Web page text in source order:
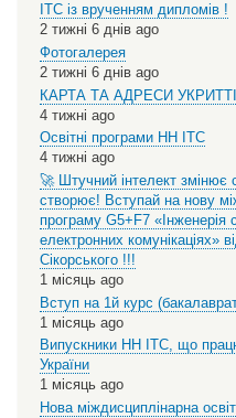
ІТС із врученням дипломів !
2 тижні 6 днів ago
Фотогалерея
2 тижні 6 днів ago
КАРТА ТА АДРЕСИ
4 тижні ago
Освітні програми НН ІТС
4 тижні ago
🚀 Штучний інтелект змінює
створює! Вступай на нову
програму G5+F7 «Інженерія
електронних комунікаціях»
Сікорського !!!
1 місяць ago
Вступ на 1й курс
1 місяць ago
Випускники НН ІТС, що
України
1 місяць ago
Нова міждисциплінарна